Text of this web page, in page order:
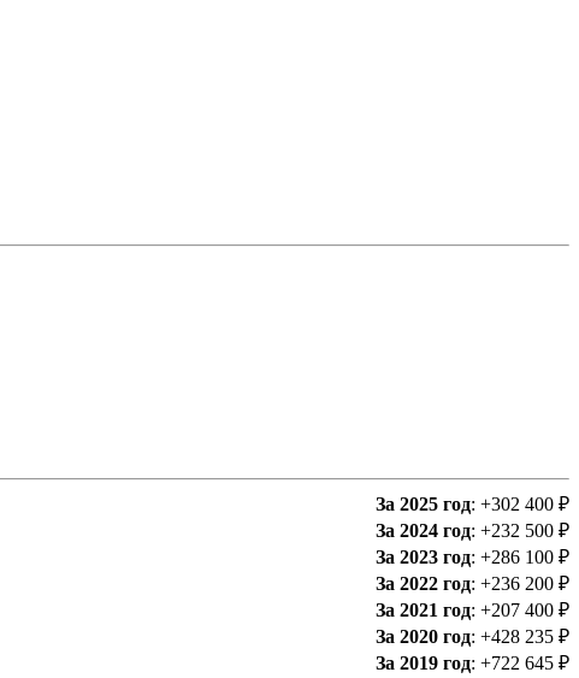
За 2025 год: +302 400 ₽
За 2024 год: +232 500 ₽
За 2023 год: +286 100 ₽
За 2022 год: +236 200 ₽
За 2021 год: +207 400 ₽
За 2020 год: +428 235 ₽
За 2019 год: +722 645 ₽